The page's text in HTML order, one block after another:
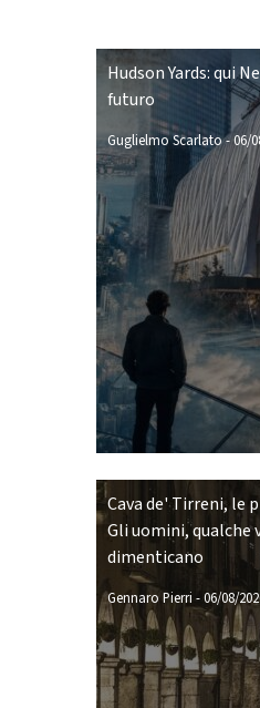
Hudson Yards: qui
futuro
Guglielmo Scarlato-06/
Cava de' Tirreni, le
Gli uomini, qualche
dimenticano
Gennaro Pierri -06/08/